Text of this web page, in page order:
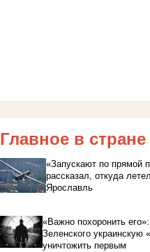
Главное в стране
«Запускают по прямой
рассказал, откуда
Ярославль
«Важно похоронить
Зеленского украинскую
уничтожить первым